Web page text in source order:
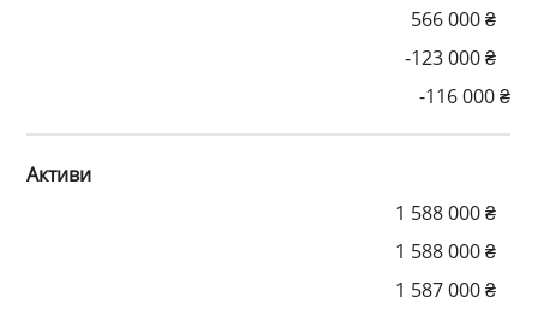
566 000 ₴
-123 000 ₴
-116 000 ₴
Активи
1 588 000 ₴
1 588 000 ₴
1 587 000 ₴